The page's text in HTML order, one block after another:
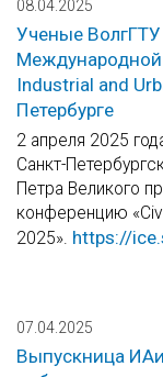
08.04.2025
Ученые ВолгГТУ
Международной
Industrial and
Петербурге
2 апреля 2025
Санкт-
Петра Великого
конференцию
2025». https://
07.04.2025
Выпускница